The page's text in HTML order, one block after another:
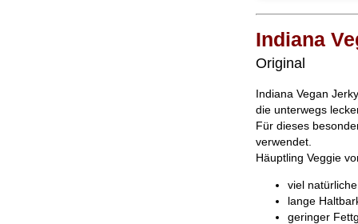
Indiana
Original
Indiana Vegan
die unterwegs
Für dieses
verwendet.
Häuptling Veggie
viel
lange
geringer